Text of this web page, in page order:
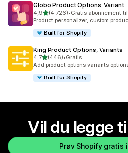
Globo Product Options, Variant
4,9av 5 stjerner
(4 726)
Totalt 4726 omtaler
•Gratis abonnement
Product personalizer, custom
Built for Shopify
King Product Options, Variants
4,7av 5 stjerner
(446)
Totalt 446 omtaler
•Gratis
Add product options variants
Built for Shopify
Vil du legge
Prøv Shopify gratis